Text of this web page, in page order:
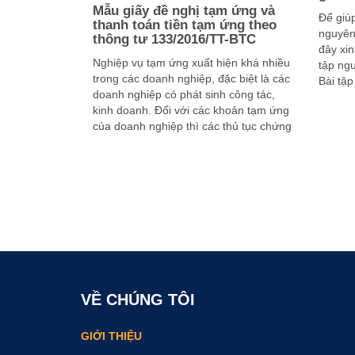
Mẫu giấy đề nghị tạm ứng và
thanh toán tiền tạm ứng theo
thông tư 133/2016/TT-BTC
Nghiệp vụ tạm ứng xuất hiện khá nhiều
trong các doanh nghiệp, đặc biệt là các
doanh nghiệp có phát sinh công tác,
kinh doanh. Đối với các khoản tạm ứng
của doanh nghiệp thì các thủ tục chứng
Để
đây
tập
Bài
VỀ CHÚNG TÔI
GIỚI THIỆU